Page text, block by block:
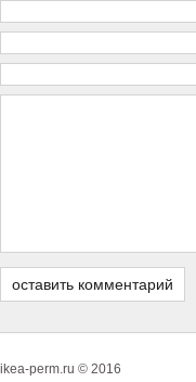
ikea-perm.ru © 2016